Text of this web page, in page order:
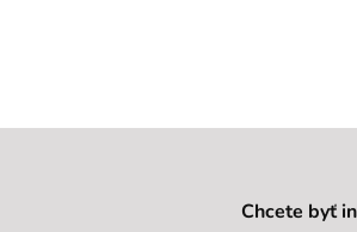
Chcete byť